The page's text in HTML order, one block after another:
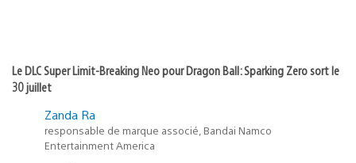
Le DLC Super Limit-Breaking Neo pour Dragon Ball: Sparking Zero sort le
30 juillet
Zanda Ra
responsable de marque associé, Bandai Namco
Entertainment America